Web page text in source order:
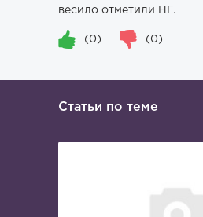
весило отметили НГ.
(0) (0)
Статьи по теме